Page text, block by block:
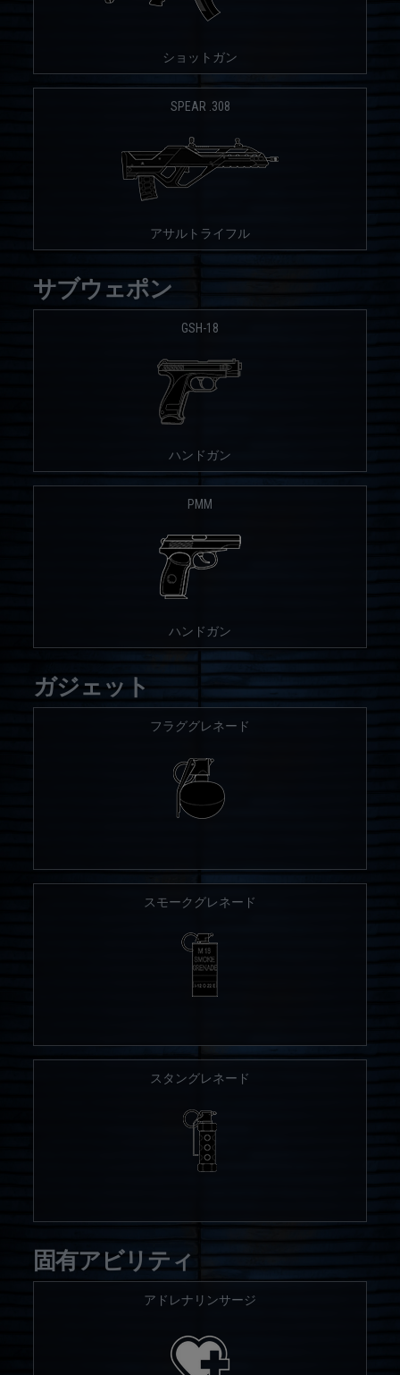
ショットガン
SPEAR .308
アサルトライフル
サブウェポン
GSH-18
ハンドガン
PMM
ハンドガン
ガジェット
フラググレネード
スモークグレネード
スタングレネード
固有アビリティ
アドレナリンサージ